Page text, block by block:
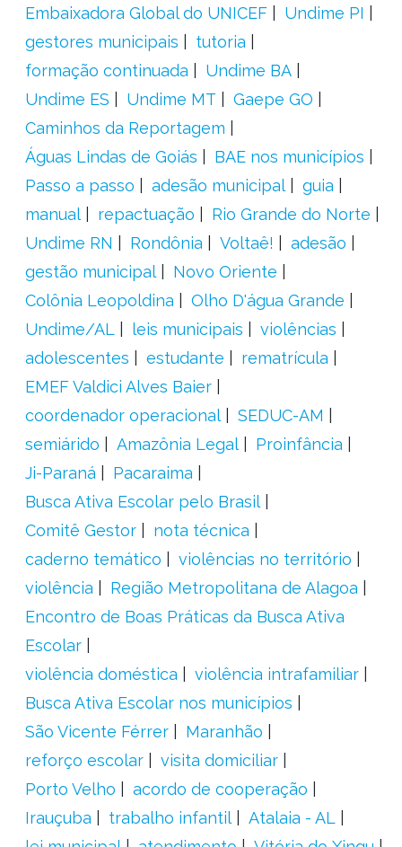
Embaixadora Global do UNICEF
Undime PI
gestores municipais
tutoria
formação continuada
Undime BA
Undime ES
Undime MT
Gaepe GO
Caminhos da Reportagem
Águas Lindas de Goiás
BAE nos municípios
Passo a passo
adesão municipal
guia
manual
repactuação
Rio Grande do Norte
Undime RN
Rondônia Voltaê!
adesão
gestão municipal
Novo Oriente
Colônia Leopoldina
Olho D'água Grande
Undime/AL
leis municipais
violências
adolescentes
estudante
rematrícula
EMEF Valdici Alves Baier
coordenador operacional
SEDUC-AM
semiárido
Amazônia Legal
Proinfância
Ji-Paraná
Pacaraima
Busca Ativa Escolar pelo Brasil
Comitê Gestor
nota técnica
caderno temático
violências no território
violência
Região Metropolitana de Alagoa
Encontro de Boas Práticas da Busca Ativa
Escolar
violência doméstica
violência intrafamiliar
Busca Ativa Escolar nos municípios
São Vicente Férrer
Maranhão
reforço escolar
visita domiciliar
Porto Velho
acordo de cooperação
Irauçuba
trabalho infantil
Atalaia - AL